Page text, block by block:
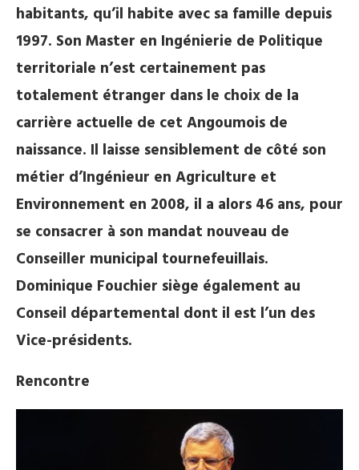
habitants, qu’il habite avec sa famille depuis
1997. Son Master en Ingénierie de Politique
territoriale n’est certainement pas
totalement étranger dans le choix de la
carrière actuelle de cet Angoumois de
naissance. Il laisse sensiblement de côté son
métier d’Ingénieur en Agriculture et
Environnement en 2008, il a alors 46 ans, pour
se consacrer à son mandat nouveau de
Conseiller municipal tournefeuillais.
Dominique Fouchier siège également au
Conseil départemental dont il est l’un des
Vice-présidents.
Rencontre